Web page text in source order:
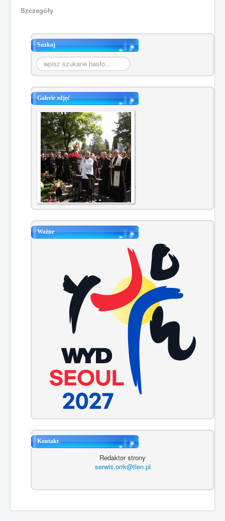
Szczegóły
Szukaj
Szukaj...
Galerie zdjęć
Ważne
Kontakt
Redaktor strony
serwis.orrk@tlen.pl